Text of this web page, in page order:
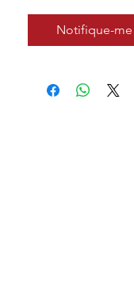
Notifique-me